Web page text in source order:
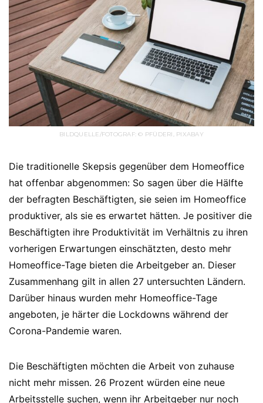
BILDQUELLE/FOTOGRAF: © PFÜDERI, PIXABAY
Die traditionelle Skepsis gegenüber dem Homeoffice
hat offenbar abgenommen: So sagen über die Hälfte
der befragten Beschäftigten, sie seien im Homeoffice
produktiver, als sie es erwartet hätten. Je positiver die
Beschäftigten ihre Produktivität im Verhältnis zu ihren
vorherigen Erwartungen einschätzten, desto mehr
Homeoffice-Tage bieten die Arbeitgeber an. Dieser
Zusammenhang gilt in allen 27 untersuchten Ländern.
Darüber hinaus wurden mehr Homeoffice-Tage
angeboten, je härter die Lockdowns während der
Corona-Pandemie waren.
Die Beschäftigten möchten die Arbeit von zuhause
nicht mehr missen. 26 Prozent würden eine neue
Arbeitsstelle suchen, wenn ihr Arbeitgeber nur noch